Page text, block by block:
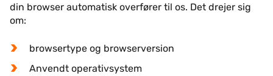
din browser automatisk overfører til os. Det drejer sig
om:
browsertype og browserversion
Anvendt operativsystem